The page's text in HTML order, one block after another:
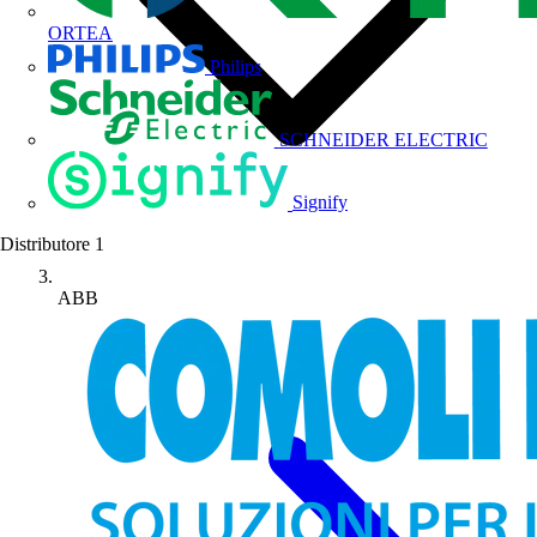
ORTEA
Philips
SCHNEIDER ELECTRIC
Signify
Distributore 1
ABB